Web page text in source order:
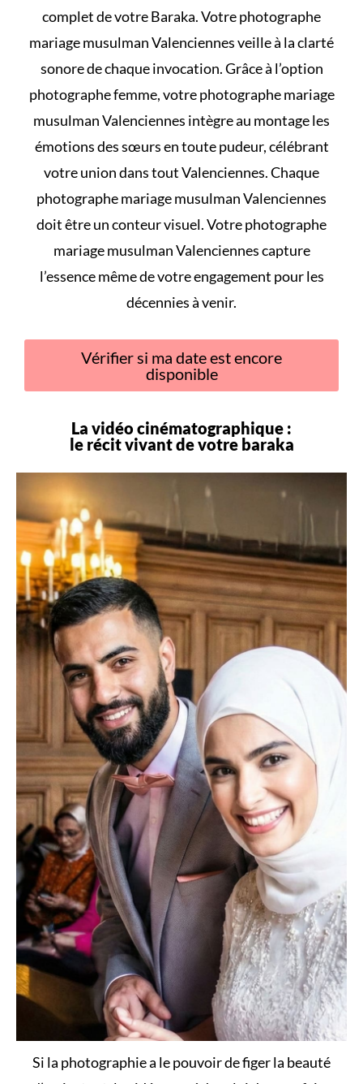
complet de votre Baraka. Votre photographe
mariage musulman Valenciennes veille à la clarté
sonore de chaque invocation. Grâce à l’option
photographe femme, votre photographe mariage
musulman Valenciennes intègre au montage les
émotions des sœurs en toute pudeur, célébrant
votre union dans tout Valenciennes. Chaque
photographe mariage musulman Valenciennes
doit être un conteur visuel. Votre photographe
mariage musulman Valenciennes capture
l’essence même de votre engagement pour les
décennies à venir.
Vérifier si ma date est encore
disponible
La vidéo cinématographique :
le récit vivant de votre baraka
Si la photographie a le pouvoir de figer la beauté